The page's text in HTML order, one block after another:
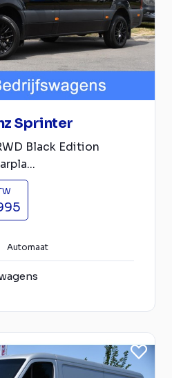
Sprinter
Black Edition
Automaat